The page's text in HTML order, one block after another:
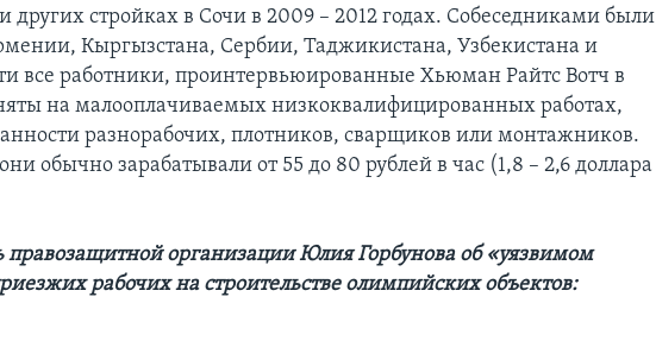
других стройках в Сочи в 2009 – 2012 годах. Собеседниками были
Кыргызстана, Сербии, Таджикистана, Узбекистана и
все работники, проинтервьюированные Хьюман Райтс Вотч в
на малооплачиваемых низкоквалифицированных работах,
разнорабочих, плотников, сварщиков или монтажников.
обычно зарабатывали от 55 до 80 рублей в час (1,8 – 2,6 доллара
правозащитной организации Юлия Горбунова об «уязвимом
рабочих на строительстве олимпийских объектов: